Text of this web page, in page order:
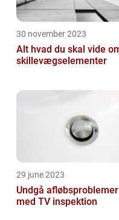
30 november 2023
Alt hvad du skal vide
skillevægselementer
29 june 2023
Undgå afløbsproblemer
med TV inspektion